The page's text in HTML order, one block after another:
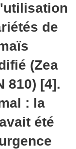
de
(Zea
810) [4].
: la
été